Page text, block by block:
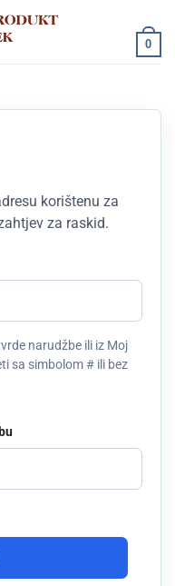
0
korištenu za
za raskid.
narudžbe ili iz Moj
sa simbolom # ili bez